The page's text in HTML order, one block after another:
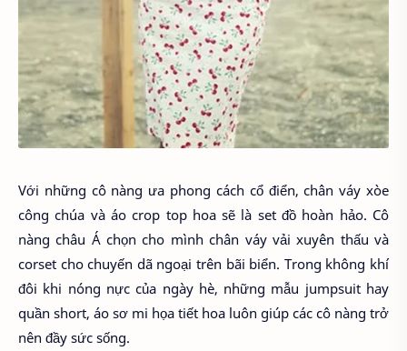
Với những cô nàng ưa phong cách cổ điển, chân váy xòe
công chúa và áo crop top hoa sẽ là set đồ hoàn hảo. Cô
nàng châu Á chọn cho mình chân váy vải xuyên thấu và
corset cho chuyến dã ngoại trên bãi biển. Trong không khí
đôi khi nóng nực của ngày hè, những mẫu jumpsuit hay
quần short, áo sơ mi họa tiết hoa luôn giúp các cô nàng trở
nên đầy sức sống.